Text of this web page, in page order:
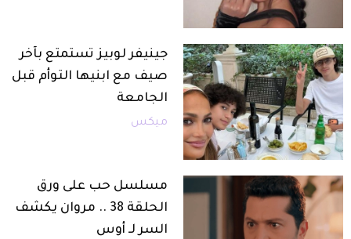
جينيفر لوبيز تستمتع بآخر
صيف مع ابنيها التوأم قبل
الجامعة
ميكس
مسلسل حب على ورق
الحلقة 38 .. مروان يكشف
السر لـ أوس